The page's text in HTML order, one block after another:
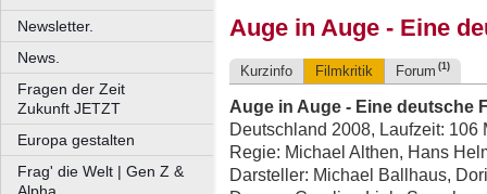
Newsletter.
News.
Fragen der Zeit
Zukunft JETZT
Europa gestalten
Frag' die Welt | Gen Z &
Auge in Auge - Eine
Kurzinfo Filmkritik Forum (1)
Auge in Auge - Eine deutsche
Deutschland 2008, Laufzeit: 106
Regie: Michael Althen, Hans
Darsteller: Michael Ballhaus,